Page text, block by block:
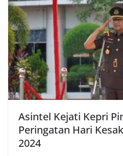
Asintel Kejati Kepri
Peringatan Hari
2024